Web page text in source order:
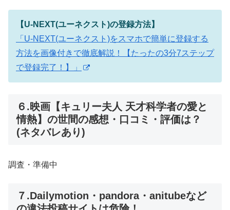
【U-NEXT(ユーネクスト)の登録方法】
「U-NEXT(ユーネクスト)をスマホで簡単に登録する
方法を画像付きで徹底解説！【たったの3分7ステップ
で登録完了！】」
６.映画【キュリー夫人 天才科学者の愛と
情熱】の世間の感想・口コミ・評価は？
(ネタバレあり)
調査・準備中
７.Dailymotion・pandora・anitubeなど